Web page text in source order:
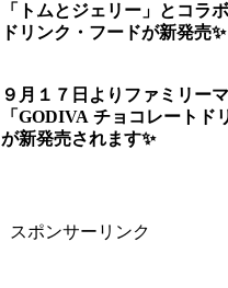
「トムとジェリー」とコラ
ドリンク・フードが新発売✨
９月１７日よりファミリー
「GODIVA チョコレートド
が新発売されます✨
スポンサーリンク